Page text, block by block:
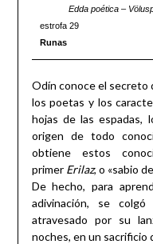
Edda poética–
estrofa 29
Runas
Odín conoce el secreto
los poetas y los
hojas de las espadas,
origen de todo
obtiene estos
primer Erilaz, o «sabio
De hecho, para
adivinación, se
atravesado por su
noches, en un sacrificio